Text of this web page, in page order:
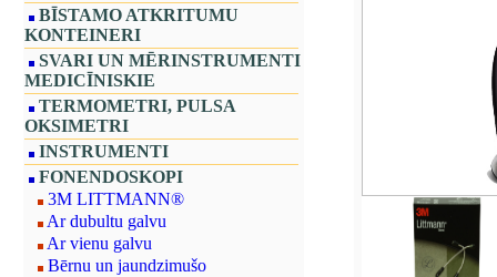
BĪSTAMO ATKRITUMU
KONTEINERI
SVARI UN MĒRINSTRUMENTI
MEDICĪNISKIE
TERMOMETRI, PULSA
OKSIMETRI
INSTRUMENTI
FONENDOSKOPI
3M LITTMANN®
Ar dubultu galvu
Ar vienu galvu
Bērnu un jaundzimušo